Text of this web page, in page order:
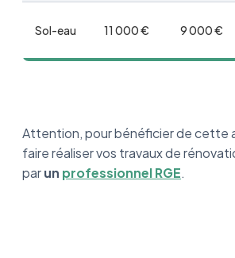
Sol-eau 11 000 € 9 000 €
Attention, pour bénéficier de cette
faire réaliser vos travaux de
parun professionnel RGE.